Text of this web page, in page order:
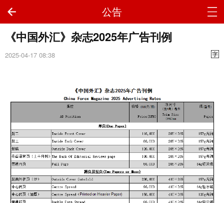
公告
《中国外汇》杂志2025年广告刊例
2025-04-17 08:38